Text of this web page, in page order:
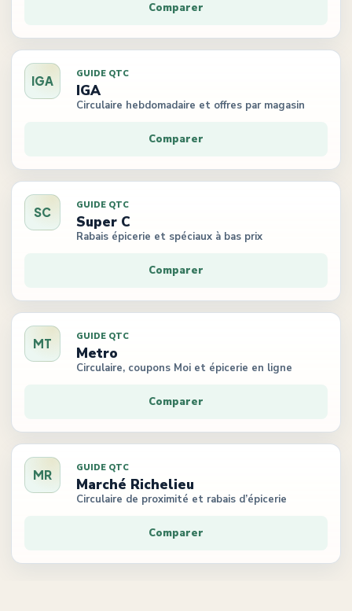
Comparer
IGA GUIDE QTC
IGA
Circulaire hebdomadaire et offres par magasin
Comparer
SC GUIDE QTC
Super C
Rabais épicerie et spéciaux à bas prix
Comparer
MT GUIDE QTC
Metro
Circulaire, coupons Moi et épicerie en ligne
Comparer
MR GUIDE QTC
Marché Richelieu
Circulaire de proximité et rabais d’épicerie
Comparer